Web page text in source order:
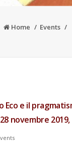
Home Events
Eco e il
novembre 2019,